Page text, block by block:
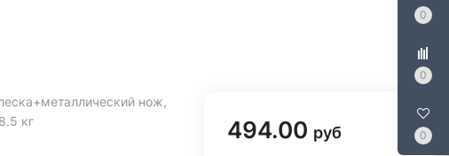
0
0
0
нож,
кг
494.00 руб